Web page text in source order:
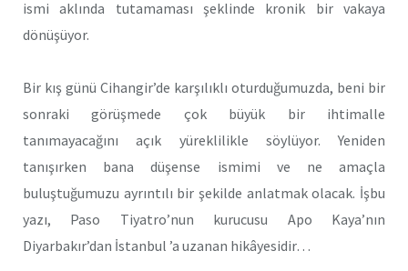
ismi aklında tutamaması şeklinde kronik bir vakaya
dönüşüyor.
Bir kış günü Cihangir’de karşılıklı oturduğumuzda, beni bir
sonraki görüşmede çok büyük bir ihtimalle
tanımayacağını açık yüreklilikle söylüyor. Yeniden
tanışırken bana düşense ismimi ve ne amaçla
buluştuğumuzu ayrıntılı bir şekilde anlatmak olacak. İşbu
yazı, Paso Tiyatro’nun kurucusu Apo Kaya’nın
Diyarbakır’dan İstanbul ’a uzanan hikâyesidir…